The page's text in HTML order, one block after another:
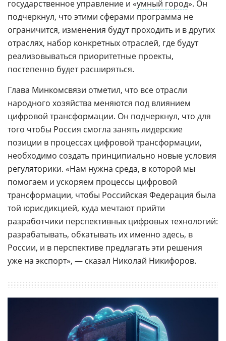
государственное управление и «умный город». Он
подчеркнул, что этими сферами программа не
ограничится, изменения будут проходить и в других
отраслях, набор конкретных отраслей, где будут
реализовываться приоритетные проекты,
постепенно будет расширяться.
Глава Минкомсвязи отметил, что все отрасли
народного хозяйства меняются под влиянием
цифровой трансформации. Он подчеркнул, что для
того чтобы Россия смогла занять лидерские
позиции в процессах цифровой трансформации,
необходимо создать принципиально новые условия
регуляторики. «Нам нужна среда, в которой мы
помогаем и ускоряем процессы цифровой
трансформации, чтобы Российская Федерация была
той юрисдикцией, куда мечтают прийти
разработчики перспективных цифровых технологий:
разрабатывать, обкатывать их именно здесь, в
России, и в перспективе предлагать эти решения
уже на экспорт», — сказал Николай Никифоров.